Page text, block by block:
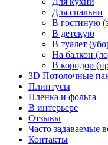
Для спальни
В гостиную
В детскую
В туалет
На балкон
В коридор
3D Потолочные
Плинтусы
Пленка и фольга
В интерьере
Отзывы
Часто задаваемые
Контакты